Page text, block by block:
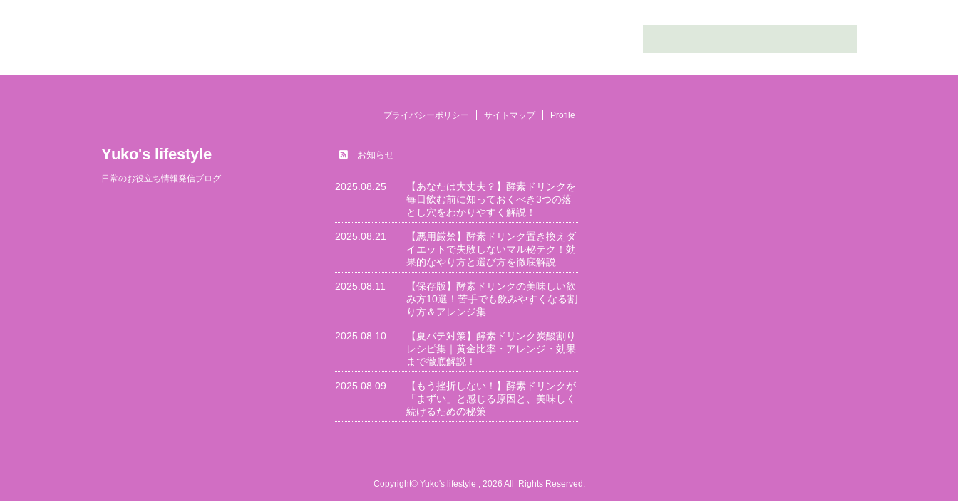
プライバシーポリシー サイトマップ Profile
お知らせ
2025.08.25
【あなたは大丈夫？】酵素ドリンクを
毎日飲む前に知っておくべき3つの落
とし穴をわかりやすく解説！
2025.08.21
【悪用厳禁】酵素ドリンク置き換えダ
イエットで失敗しないマル秘テク！効
果的なやり方と選び方を徹底解説
2025.08.11
【保存版】酵素ドリンクの美味しい飲
み方10選！苦手でも飲みやすくなる割
り方＆アレンジ集
2025.08.10
【夏バテ対策】酵素ドリンク炭酸割り
レシピ集｜黄金比率・アレンジ・効果
まで徹底解説！
2025.08.09
【もう挫折しない！】酵素ドリンクが
「まずい」と感じる原因と、美味しく
続けるための秘策
Yuko's lifestyle
日常のお役立ち情報発信ブログ
Copyright© Yuko's lifestyle , 2026 All Rights Reserved.